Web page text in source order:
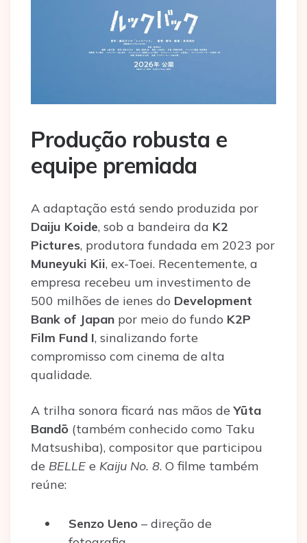
Produção robusta e
equipe premiada
A adaptação está sendo produzida por
Daiju Koide, sob a bandeira da K2
Pictures, produtora fundada em 2023 por
Muneyuki Kii, ex-Toei. Recentemente, a
empresa recebeu um investimento de
500 milhões de ienes do Development
Bank of Japan por meio do fundo K2P
Film Fund I, sinalizando forte
compromisso com cinema de alta
qualidade.
A trilha sonora ficará nas mãos deYūta
Bandō (também conhecido como Taku
Matsushiba), compositor que participou
de BELLE e Kaiju No. 8. O filme também
reúne:
Senzo Ueno – direção de